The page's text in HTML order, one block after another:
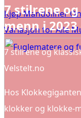
Kjøp Mandoliner
Variasjon for Alle
7 stilrene
menn i
7 stilrene og
Velstelt.no
Hos
klokker og klokke-